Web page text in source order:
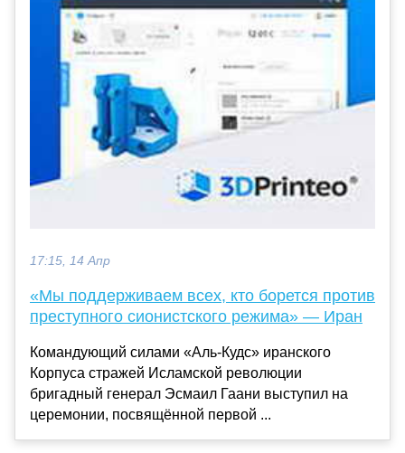
17:15, 14 Апр
«Мы поддерживаем всех, кто борется против
преступного сионистского режима» — Иран
Командующий силами «Аль-Кудс» иранского
Корпуса стражей Исламской революции
бригадный генерал Эсмаил Гаани выступил на
церемонии, посвящённой первой ...